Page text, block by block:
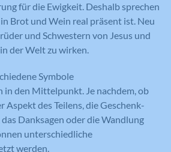
für die Ewigkeit. Deshalb sprechen
Brot und Wein real präsent ist. Neu
und Schwestern von Jesus und
der Welt zu wirken.
Symbole
in den Mittelpunkt. Je nachdem, ob
Aspekt des Teilens, die Geschenk-
Danksagen oder die Wandlung
unterschiedliche
werden.